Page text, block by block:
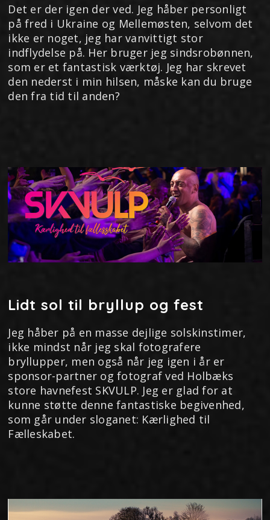
Det er der igen der ved. Jeg håber personligt
på fred i Ukraine og Mellemøsten, selvom det
ikke er noget, jeg har vanvittigt stor
indflydelse på. Her bruger jeg sindsrobønnen,
som er et fantastisk værktøj. Jeg har skrevet
den nederst i min hilsen, måske kan du bruge
den fra tid til anden?
Lidt sol til bryllup og fest
Jeg håber på en masse dejlige solskinstimer,
ikke mindst når jeg skal fotografere
bryllupper, men også når jeg igen i år er
sponsor-partner og fotograf ved Holbæks
store havnefest SKVULP. Jeg er glad for at
kunne støtte denne fantastiske begivenhed,
som går under sloganet: Kærlighed til
Fælleskabet.